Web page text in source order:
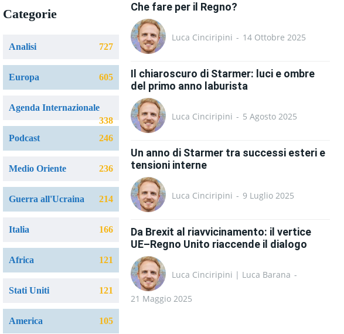
Categorie
Analisi 727
Europa 605
Agenda Internazionale
338
Podcast
246
Medio Oriente 236
Guerra all'Ucraina 214
Italia 166
Africa 121
Stati Uniti 121
America 105
Che fare per il Regno?
Luca Cinciripini - 14 Ottobre 2025
Il chiaroscuro di Starmer: luci e ombre
del primo anno laburista
Luca Cinciripini - 5 Agosto 2025
Un anno di Starmer tra successi esteri e
tensioni interne
Luca Cinciripini - 9 Luglio 2025
Da Brexit al riavvicinamento: il vertice
UE–Regno Unito riaccende il dialogo
Luca Cinciripini | Luca Barana -
21 Maggio 2025